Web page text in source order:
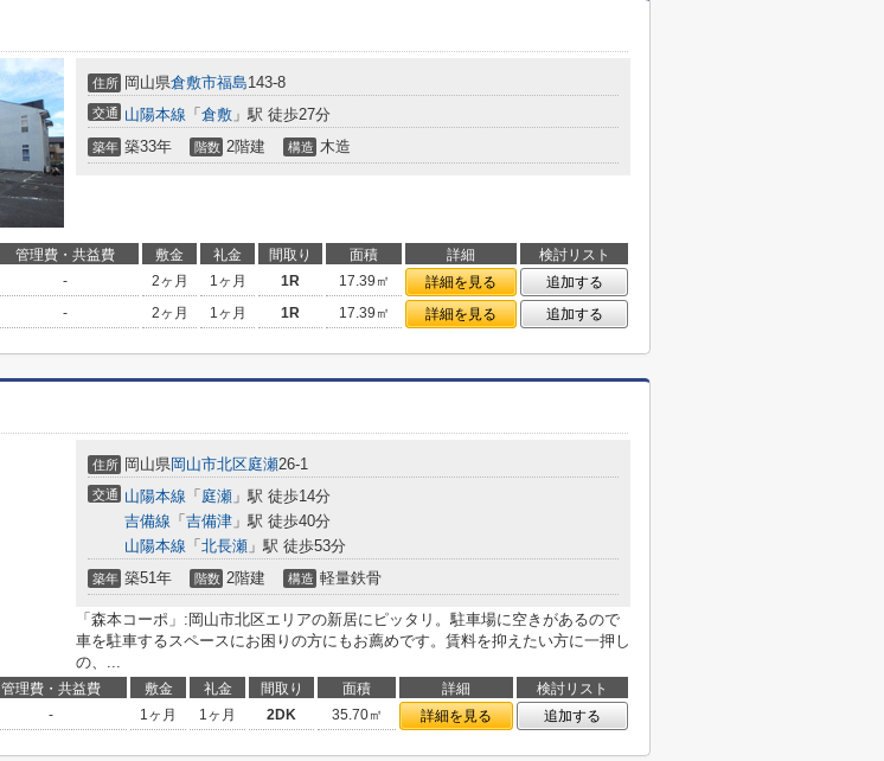
住所 岡山県倉敷市福島143-8
交通 山陽本線 「 倉敷 」駅 徒歩27分
築年 築33年 階数 2階建 構造 木造
管理費・共益費 敷金 礼金 間取り 面積 詳細
検討リスト
- 2ヶ月 1ヶ月 1R 17.39㎡ 詳細を見る
追加する
- 2ヶ月 1ヶ月 1R 17.39㎡ 詳細を見る 追加する
住所 岡山県岡山市北区庭瀬26-1
交通 山陽本線 「 庭瀬 」駅 徒歩14分
吉備線 「 吉備津 」駅 徒歩40分
山陽本線 「 北長瀬 」駅 徒歩53分
築年 築51年 階数 2階建 構造 軽量鉄骨
「森本コーポ」:岡山市北区エリアの新居にピッタリ。駐車場に空きがあるので
車を駐車するスペースにお困りの方にもお薦めです。賃料を抑えたい方に一押し
の、...
管理費・共益費 敷金 礼金 間取り 面積 詳細
検討リスト
- 1ヶ月 1ヶ月 2DK 35.70㎡ 詳細を見る 追加する